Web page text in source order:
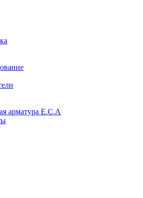
арматура E.C.A